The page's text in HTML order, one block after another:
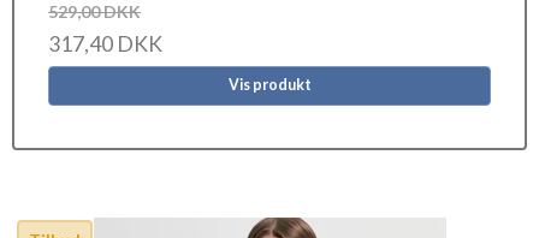
529,00 DKK
317,40 DKK
Vis produkt